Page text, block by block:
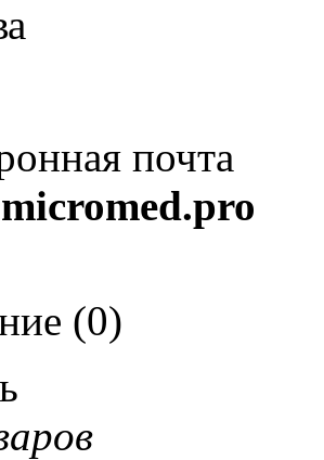
почта
(0)